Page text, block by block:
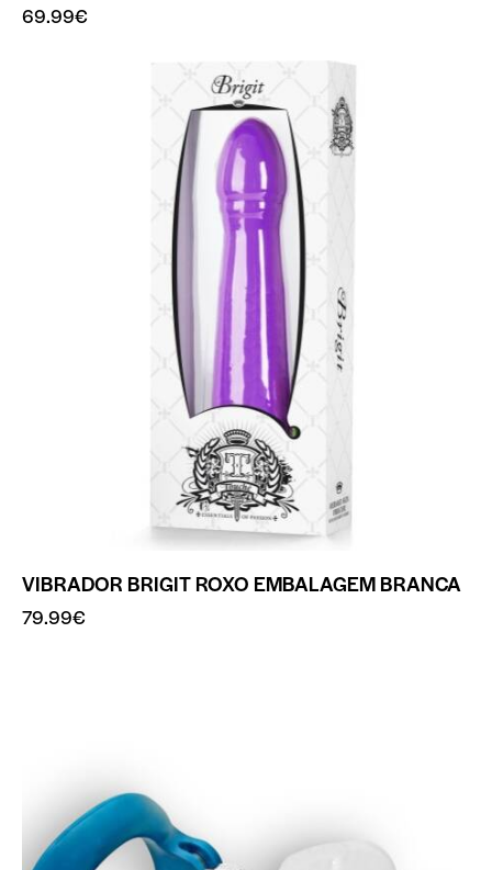
69.99€
VIBRADOR BRIGIT ROXO EMBALAGEM BRANCA
79.99€